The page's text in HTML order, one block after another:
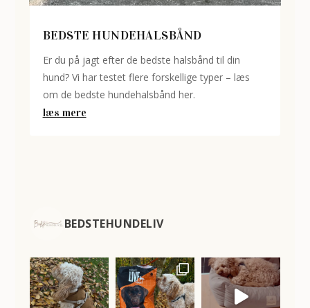
BEDSTE HUNDEHALSBÅND
Er du på jagt efter de bedste halsbånd til din
hund? Vi har testet flere forskellige typer – læs
om de bedste hundehalsbånd her.
læs mere
BEDSTEHUNDELIV